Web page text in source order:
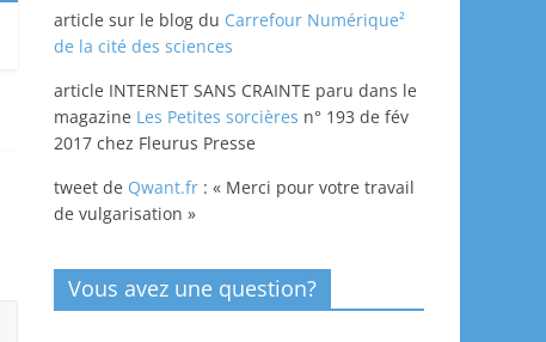
article sur le blog du Carrefour Numérique²
de la cité des sciences
article INTERNET SANS CRAINTE paru dans le
magazine Les Petites sorcières n° 193 de fév
2017 chez Fleurus Presse
tweet de Qwant.fr : « Merci pour votre travail
de vulgarisation »
Vous avez une question?